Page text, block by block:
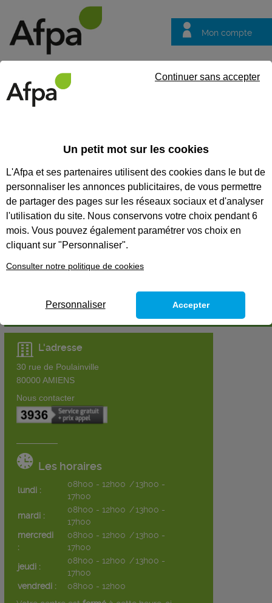
Mon compte
questions
CENTRE D'AMIENS
L'adresse
30 rue de Poulainville
80000 AMIENS
Nous contacter
Les horaires
lundi :
08h00 - 12h00 /13h00 -
17h00
mardi :
08h00 - 12h00 /13h00 -
17h00
mercredi
:
08h00 - 12h00 /13h00 -
17h00
jeudi :
08h00 - 12h00 /13h00 -
17h00
vendredi :
08h00 - 12h00
Un petit mot sur les cookies
L'Afpa et ses partenaires utilisent des cookies dans le but de
personnaliser les annonces publicitaires, de vous permettre
de partager des pages sur les réseaux sociaux et d'analyser
l'utilisation du site. Nous conservons votre choix pendant 6
mois. Vous pouvez également paramétrer vos choix en
cliquant sur "Personnaliser".
Consulter notre politique de cookies
Continuer sans accepter
Personnaliser Accepter